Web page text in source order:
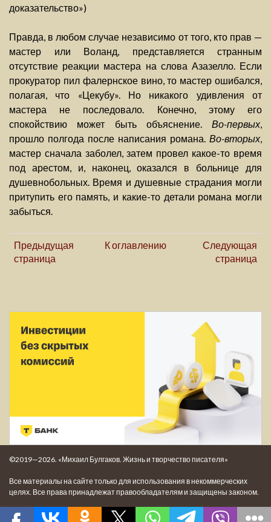
доказательство»)
Правда, в любом случае независимо от того, кто прав —
мастер или Воланд, представляется странным
отсутствие реакции мастера на слова Азазелло. Если
прокуратор пил фалернское вино, то мастер ошибался,
полагая, что «Цекубу». Но никакого удивления от
мастера не последовало. Конечно, этому его
спокойствию может быть объяснение. Во-первых,
прошло полгода после написания романа. Во-вторых,
мастер сначала заболел, затем провел какое-то время
под арестом, и, наконец, оказался в больнице для
душевнобольных. Время и душевные страдания могли
притупить его память, и какие-то детали романа могли
забыться.
Предыдущая
страница
К оглавлению
Следующая
страница
©2019—2026. «Михаил Булгаков. Жизнь и творчество писателя»
Все материалы на сайте только для использования в некоммерческих
целях. Все права принадлежат правообладателям и защищены законом.